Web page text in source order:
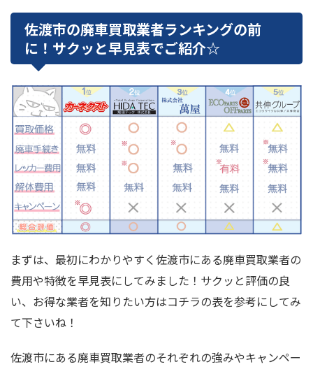
佐渡市の廃車買取業者ランキングの前
に！サクッと早見表でご紹介☆
まずは、最初にわかりやすく佐渡市にある廃車買取業者の
費用や特徴を早見表にしてみました！サクッと評価の良
い、お得な業者を知りたい方はコチラの表を参考にしてみ
て下さいね！
佐渡市にある廃車買取業者のそれぞれの強みやキャンペー